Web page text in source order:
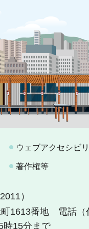
ウェブアクセシビ
著作権等
）
1613番地
電話（
時15分まで